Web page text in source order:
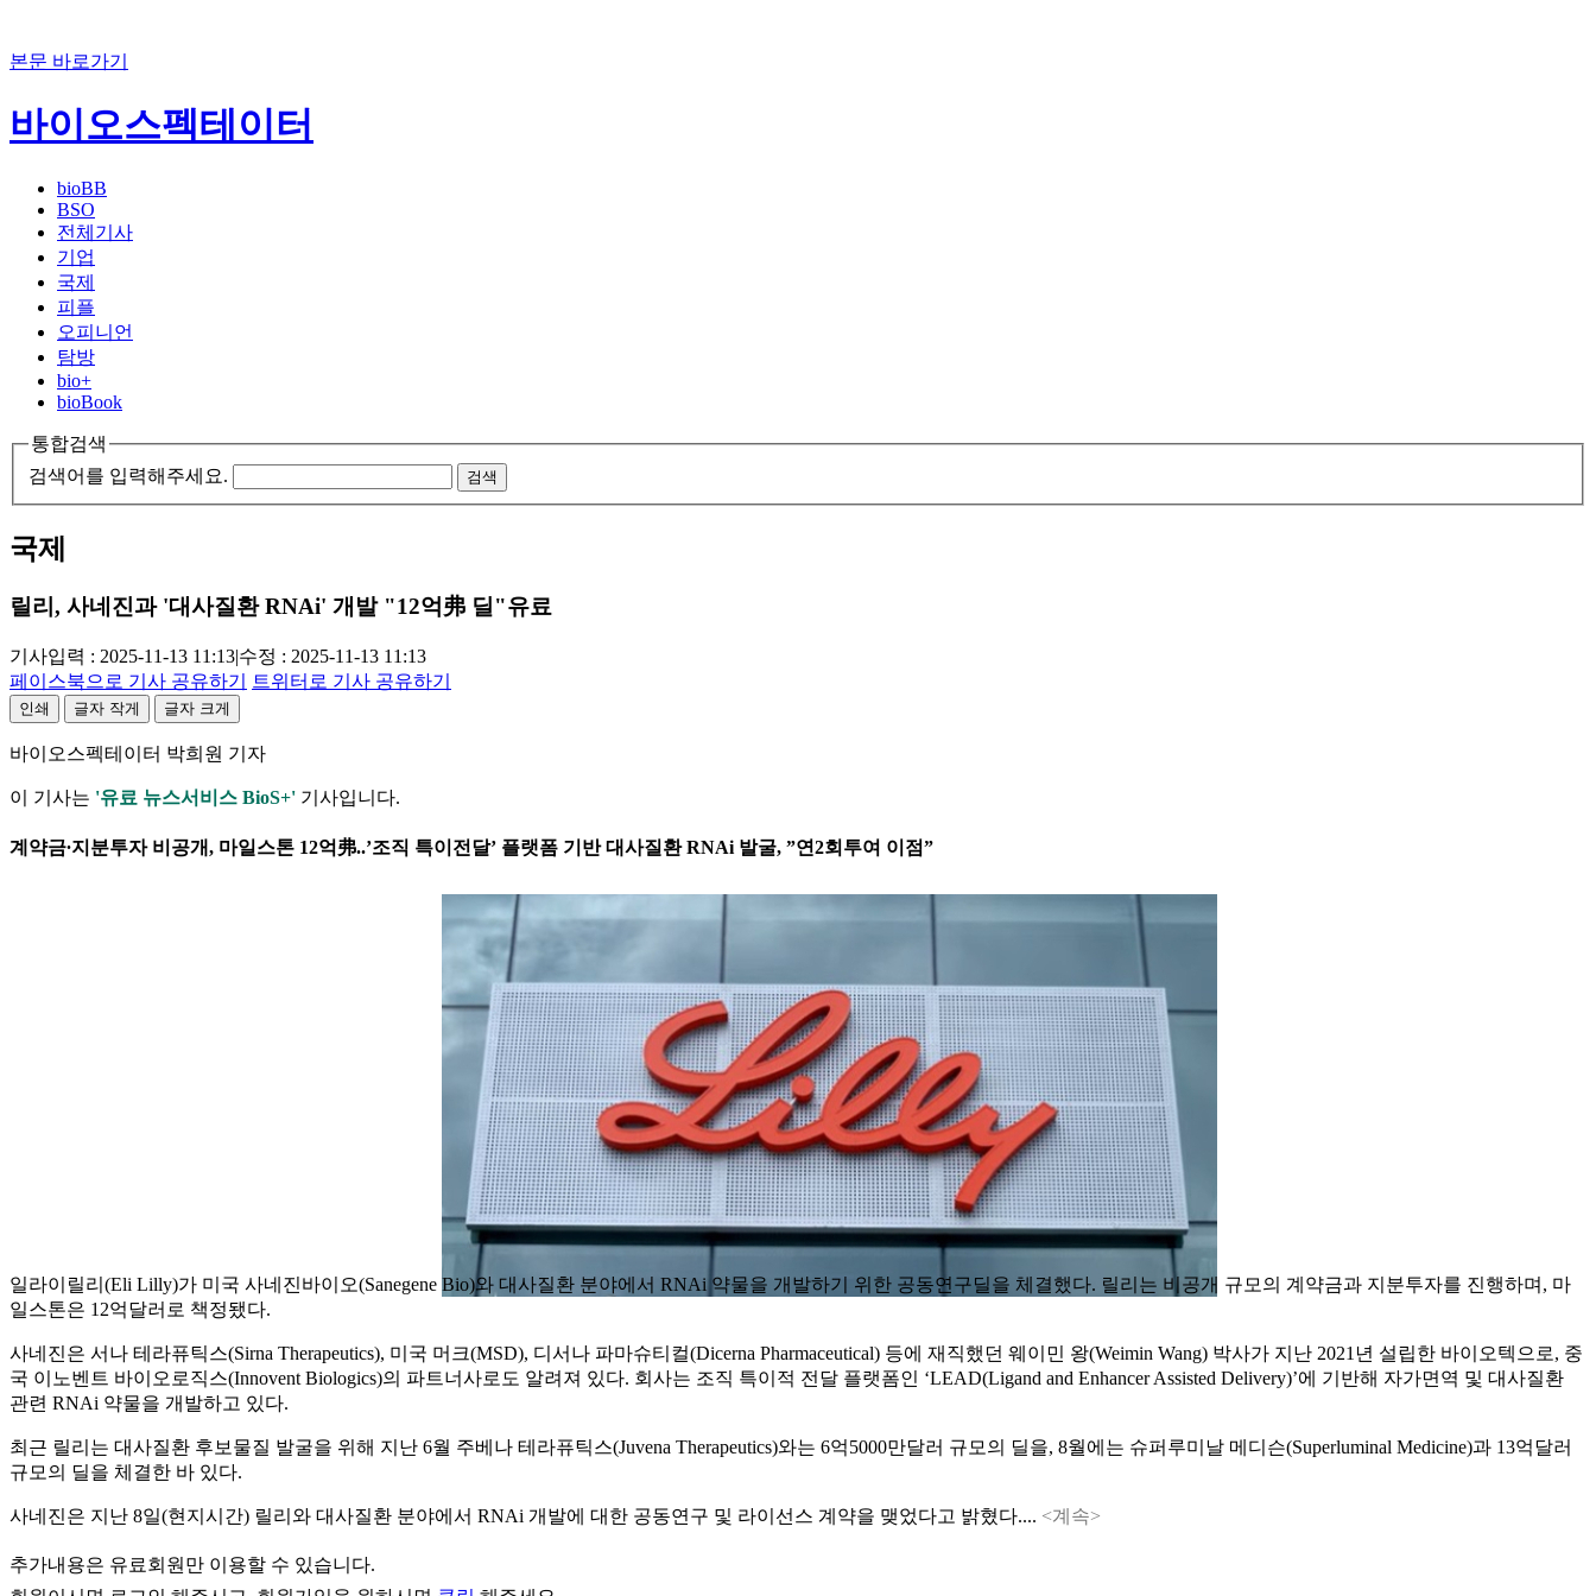
본문 바로가기
바이오스펙테이터
bioBB
BSO
전체기사
기업
국제
피플
오피니언
탐방
bio+
bioBook
통합검색
검색어를 입력해주세요.
검색
국제
릴리, 사네진과 '대사질환 RNAi' 개발 "12억弗 딜"유료
기사입력 : 2025-11-13 11:13|수정 : 2025-11-13 11:13
페이스북으로 기사 공유하기
트위터로 기사 공유하기
인쇄 글자 작게 글자 크게
바이오스펙테이터 박희원 기자
이 기사는 '유료 뉴스서비스 BioS+' 기사입니다.
계약금∙지분투자 비공개, 마일스톤 12억弗..’조직 특이전달’ 플랫폼 기반 대사질환 RNAi 발굴, ”연2회투여 이점”
일라이릴리(Eli Lilly)가 미국 사네진바이오(Sanegene Bio)와 대사질환 분야에서 RNAi 약물을 개발하기 위한 공동연구딜을 체결했다. 릴리는 비공개 규모의 계약금과 지분투자를 진행하며, 마
일스톤은 12억달러로 책정됐다.
사네진은 서나 테라퓨틱스(Sirna Therapeutics), 미국 머크(MSD), 디서나 파마슈티컬(Dicerna Pharmaceutical) 등에 재직했던 웨이민 왕(Weimin Wang) 박사가 지난 2021년 설립한 바이오텍으로, 중
국 이노벤트 바이오로직스(Innovent Biologics)의 파트너사로도 알려져 있다. 회사는 조직 특이적 전달 플랫폼인 ‘LEAD(Ligand and Enhancer Assisted Delivery)’에 기반해 자가면역 및 대사질환
관련 RNAi 약물을 개발하고 있다.
최근 릴리는 대사질환 후보물질 발굴을 위해 지난 6월 주베나 테라퓨틱스(Juvena Therapeutics)와는 6억5000만달러 규모의 딜을, 8월에는 슈퍼루미날 메디슨(Superluminal Medicine)과 13억달러
규모의 딜을 체결한 바 있다.
사네진은 지난 8일(현지시간) 릴리와 대사질환 분야에서 RNAi 개발에 대한 공동연구 및 라이선스 계약을 맺었다고 밝혔다.... <계속>
추가내용은 유료회원만 이용할 수 있습니다.